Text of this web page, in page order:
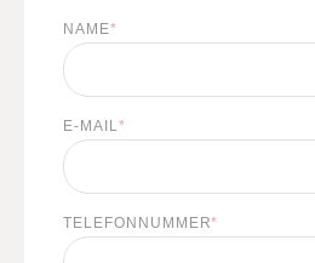
NAME*
E-MAIL*
TELEFONNUMMER*